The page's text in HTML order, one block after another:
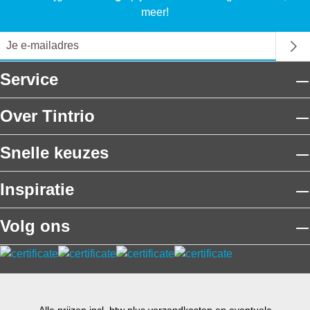
meer!
Service
Over Tintrio
Snelle keuzes
Inspiratie
Volg ons